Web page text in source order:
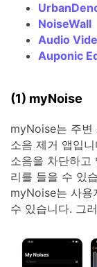
NoiseWall
Audio
Auponic
(1) myNoise
myNoise는 주변
소음 제거 앱입
소음을 차단하고
리를 들을 수 있
myNoise는 사용
수 있습니다. 그